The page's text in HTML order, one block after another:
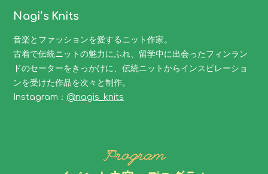
Nagi’s Knits
音楽とファッションを愛するニット作家。
古着で伝統ニットの魅力にふれ、留学中に出会ったフィンラン
ドのセーターをきっかけに、伝統ニットからインスピレーショ
ンを受けた作品を次々と制作。
Instagram： @nagis_knits
Program